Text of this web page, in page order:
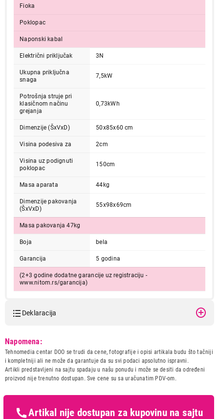
Fioka
Poklopac
Naponski kabal
Električni priključak 3N
Ukupna priključna
snaga
7,5kW
Potrošnja struje pri
klasičnom načinu
grejanja
0,73kWh
Dimenzije (ŠxVxD) 50x85x60 cm
Visina podesiva za 2cm
Visina uz podignuti
poklopac
150cm
Masa aparata 44kg
Dimenzije pakovanja
(ŠxVxD)
55x98x69cm
Masa pakovanja 47kg
Boja bela
Garancija 5 godina
(2+3 godine dodatne garancije uz registraciju -
www.nitom.rs/garancija)
Deklaracija
Naziv i vrsta robe:
SPORET
Uvoznik:
NITOM , PB NITOM D.O.O.
Zemlja porekla:
Turska
kupaca po osnovu zakona o
Napomena:
Tehnomedia centar DOO se trudi da cene, fotografije i opisi artikala budu što tačniji
i kompletniji ali ne može da garantuje da su svi podaci apsolutno ispravni.
Artikli predstavljeni na sajtu spadaju u našu ponudu i može se desiti da određeni
proizvod nije trenutno dostupan. Sve cene su sa uračunatim PDV-om.
Artikal nije dostupan za kupovinu na sajtu
25.990,00
KONCAR SE 5040.BR1
Proizvod je dodat u korpu.
Ukupno u korpi: 0,00
Nastavi kupovinu